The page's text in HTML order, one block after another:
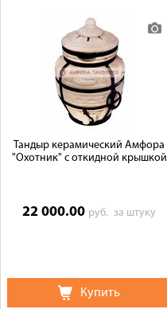
Тандыр керамический Амфора
"Охотник" с откидной крышкой
22 000.00 руб.за штуку
Купить